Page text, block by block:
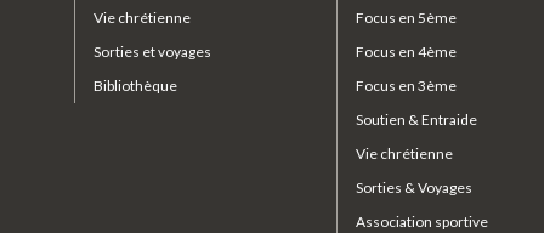
Vie chrétienne
Sorties et voyages
Bibliothèque
Focus en 5ème
Focus en 4ème
Focus en 3ème
Soutien & Entraide
Vie chrétienne
Sorties & Voyages
Association sportive